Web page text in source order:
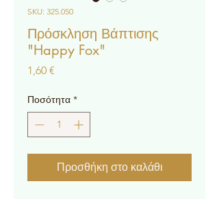
SKU: 325.050
Πρόσκληση Βάπτισης
"Happy Fox"
1,60 €
Ποσότητα *
Προσθήκη στο καλάθι